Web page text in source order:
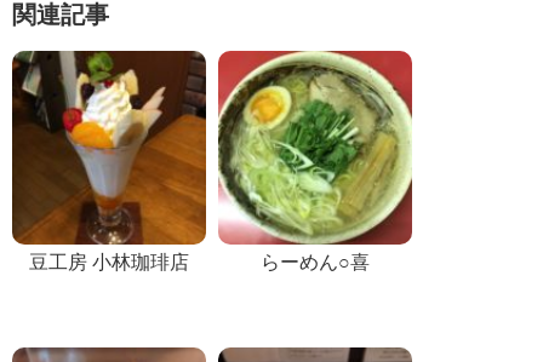
関連記事
豆工房 小林珈琲店 らーめん○喜